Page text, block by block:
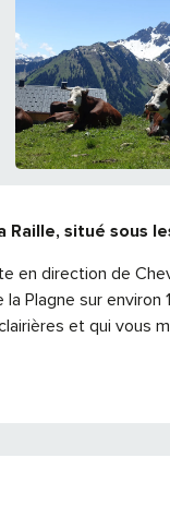
Raille, situé sous
en direction de
Plagne sur environ
et qui vous